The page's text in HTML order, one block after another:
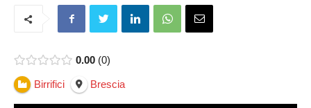
0.00 0
Birrifici Brescia